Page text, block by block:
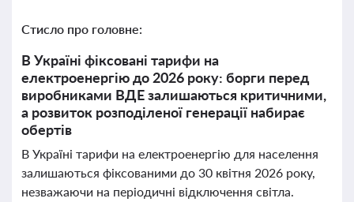
Стисло про головне:
В Україні фіксовані тарифи на
електроенергію до 2026 року: борги перед
виробниками ВДЕ залишаються критичними,
а розвиток розподіленої генерації набирає
обертів
В Україні тарифи на електроенергію для населення
залишаються фіксованими до 30 квітня 2026 року,
незважаючи на періодичні відключення світла.